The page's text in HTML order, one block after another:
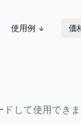
使用例 価
ドして使用でき